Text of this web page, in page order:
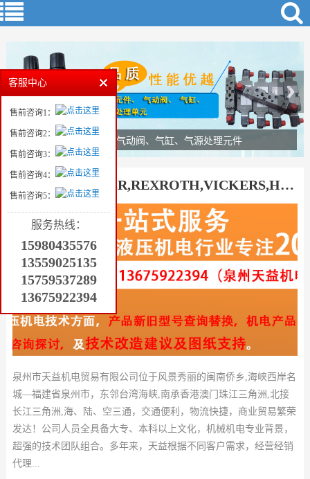
气动元件、气动阀、气缸、气源处理元件
温宿县(PAKRER,REXROTH,VICKERS,HAWE,ATOS,YUKEN)液压气动产品厂家
泉州市天益机电贸易有限公司位于风景秀丽的闽南侨乡,海峡西岸名
城—福建省泉州市，东邻台湾海峡,南承香港澳门珠江三角洲,北接
长江三角洲,海、陆、空三通，交通便利，物流快捷，商业贸易繁荣
发达！公司人员全具备大专、本科以上文化，机械机电专业背景，
超强的技术团队组合。多年来，天益根据不同客户需求，经营经销
代理...
客服中心
售前咨询1：
售前咨询2：
售前咨询3：
售前咨询4：
售前咨询5：
服务热线：
15980435576
13559025135
15759537289
13675922394